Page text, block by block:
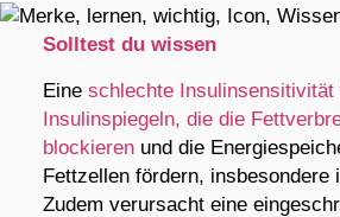
Solltest du wissen
Eine schlechte Insulinsensitivität
Insulinspiegeln, die die
blockierenund die
Fettzellen fördern, insbesondere
Zudem verursacht eine